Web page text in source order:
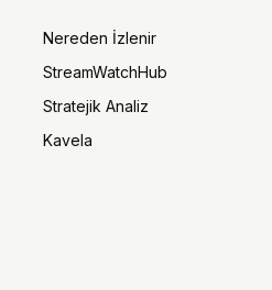
Nereden İzlenir
StreamWatchHub
Stratejik Analiz
Kavela